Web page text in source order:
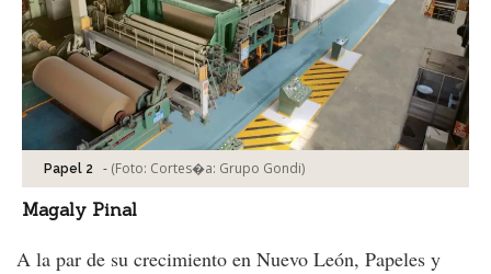
Papel 2 - (Foto: Cortes�a: Grupo Gondi)
Magaly Pinal
A la par de su crecimiento en Nuevo León, Papeles y